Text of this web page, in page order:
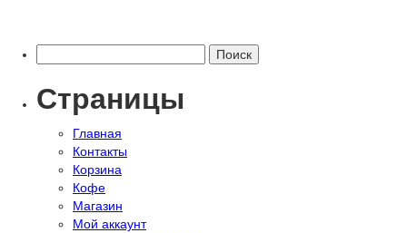
Страницы
Главная
Контакты
Корзина
Кофе
Магазин
Мой аккаунт